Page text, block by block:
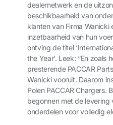
dealernetwerk en de
beschikbaarheid van
klanten van Firma Wanicki
inzetbaarheid van hun
ontving de titel
the Year’. Leek: “En zoals
presterende PACCAR
Wanicki vooruit. Daarom
Polen PACCAR Chargers.
begonnen met de levering
onderdelen voor volledig